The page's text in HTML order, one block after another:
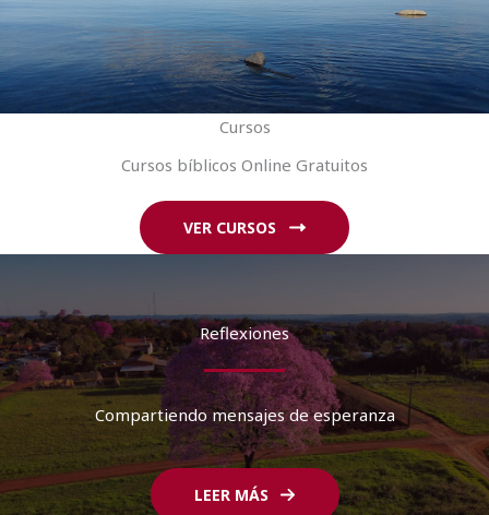
Cursos
Cursos bíblicos Online Gratuitos
VER CURSOS
Reflexiones
Compartiendo mensajes de esperanza
LEER MÁS